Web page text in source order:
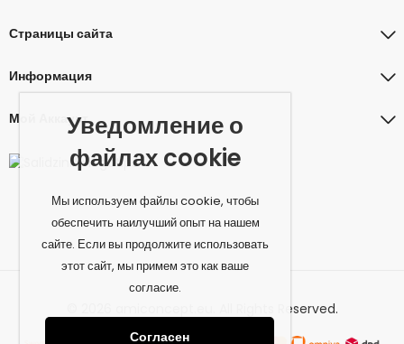
Страницы сайта
Информация
Мой Аккаунт
© 2026 amiconcept.eu. All Rights Reserved.
Уведомление о
файлах cookie
Мы используем файлы cookie, чтобы
обеспечить наилучший опыт на нашем
сайте. Если вы продолжите использовать
этот сайт, мы примем это как ваше
согласие.
Согласен